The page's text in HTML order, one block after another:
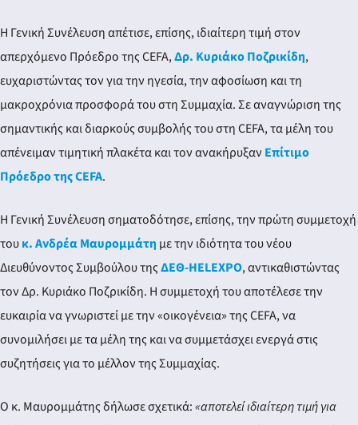
Η Γενική Συνέλευση απέτισε, επίσης, ιδιαίτερη τιμή στον
απερχόμενο Πρόεδρο της CEFA,Δρ. Κυριάκο Ποζρικίδη,
ευχαριστώντας τον για την ηγεσία, την αφοσίωση και τη
μακροχρόνια προσφορά του στη Συμμαχία. Σε αναγνώριση της
σημαντικής και διαρκούς συμβολής του στη CEFA, τα μέλη του
απένειμαν τιμητική πλακέτα και τον ανακήρυξανΕπίτιμο
Πρόεδρο της CEFA.
Η Γενική Συνέλευση σηματοδότησε, επίσης, την πρώτη συμμετοχή
τουκ. Ανδρέα Μαυρομμάτη με την ιδιότητα του νέου
Διευθύνοντος Συμβούλου τηςΔΕΘ-HELEXPO, αντικαθιστώντας
τον Δρ. Κυριάκο Ποζρικίδη. Η συμμετοχή του αποτέλεσε την
ευκαιρία να γνωριστεί με την «οικογένεια» της CEFA, να
συνομιλήσει με τα μέλη της και να συμμετάσχει ενεργά στις
συζητήσεις για το μέλλον της Συμμαχίας.
Ο κ. Μαυρομμάτης δήλωσε σχετικά:«αποτελεί ιδιαίτερη τιμή για